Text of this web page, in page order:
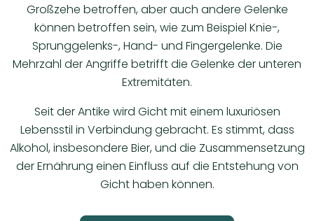
Großzehe betroffen, aber auch andere Gelenke
können betroffen sein, wie zum Beispiel Knie-,
Sprunggelenks-, Hand- und Fingergelenke. Die
Mehrzahl der Angriffe betrifft die Gelenke der unteren
Extremitäten.
Seit der Antike wird Gicht mit einem luxuriösen
Lebensstil in Verbindung gebracht. Es stimmt, dass
Alkohol, insbesondere Bier, und die Zusammensetzung
der Ernährung einen Einfluss auf die Entstehung von
Gicht haben können.